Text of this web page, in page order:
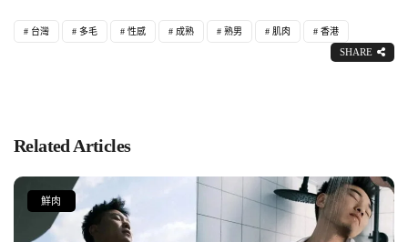
台灣 多毛 性感 成熟 熟男 肌肉 香港
SHARE
Related Articles
鮮肉